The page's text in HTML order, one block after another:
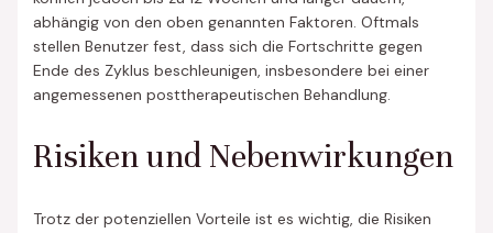
abhängig von den oben genannten Faktoren. Oftmals
stellen Benutzer fest, dass sich die Fortschritte gegen
Ende des Zyklus beschleunigen, insbesondere bei einer
angemessenen posttherapeutischen Behandlung.
Risiken und Nebenwirkungen
Trotz der potenziellen Vorteile ist es wichtig, die Risiken